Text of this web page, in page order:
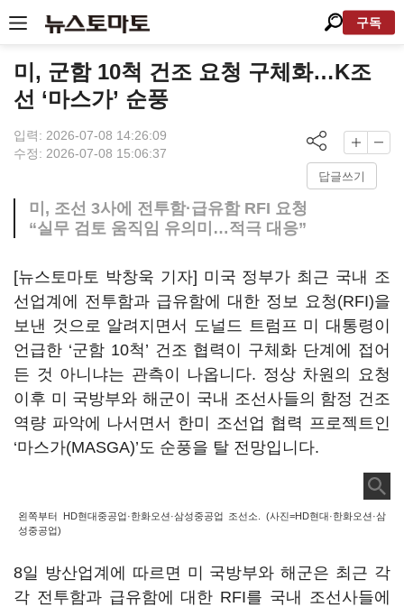
구독
미, 군함 10척 건조 요청 구체화…K조
선 ‘마스가’ 순풍
입력: 2026-07-08 14:26:09
수정: 2026-07-08 15:06:37
답글쓰기
미, 조선 3사에 전투함·급유함 RFI 요청
“실무 검토 움직임 유의미…적극 대응”
[뉴스토마토 박창욱 기자] 미국 정부가 최근 국내 조
선업계에 전투함과 급유함에 대한 정보 요청(RFI)을
보낸 것으로 알려지면서 도널드 트럼프 미 대통령이
언급한 ‘군함 10척’ 건조 협력이 구체화 단계에 접어
든 것 아니냐는 관측이 나옵니다. 정상 차원의 요청
이후 미 국방부와 해군이 국내 조선사들의 함정 건조
역량 파악에 나서면서 한미 조선업 협력 프로젝트인
‘마스가(MASGA)’도 순풍을 탈 전망입니다.
왼쪽부터 HD현대중공업·한화오션·삼성중공업 조선소. (사진=HD현대·한화오션·삼
성중공업)
8일 방산업계에 따르면 미 국방부와 해군은 최근 각
각 전투함과 급유함에 대한 RFI를 국내 조선사들에